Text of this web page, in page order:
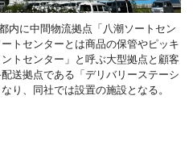
内に中間物流拠点「八潮ソートセン
トセンターとは商品の保管やピッキ
トセンター」と呼ぶ大型拠点と顧客
送拠点である「デリバリーステーシ
り、同社では設置の施設となる。